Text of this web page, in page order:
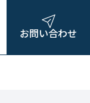
お問い合わせ